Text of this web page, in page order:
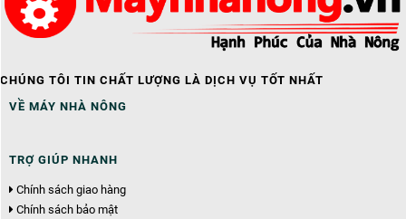
CHÚNG TÔI TIN CHẤT LƯỢNG LÀ DỊCH VỤ TỐT NHẤT
VỀ MÁY NHÀ NÔNG
TRỢ GIÚP NHANH
Chính sách giao hàng
Chính sách bảo mật